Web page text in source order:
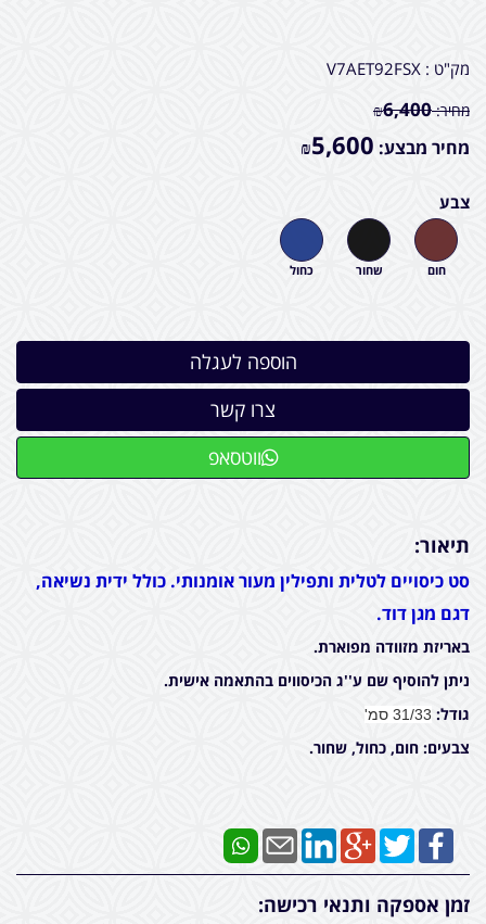
מק"ט : V7AET92FSX
מחיר: ₪6,400
מחיר מבצע: ₪5,600
צבע
חום שחור כחול
ווטסאפ
תיאור:
סט כיסויים לטלית ותפילין מעור אומנותי. כולל ידית נשיאה,
דגם מגן דוד.
באריזת מזוודה מפוארת.
ניתן להוסיף שם ע''ג הכיסווים בהתאמה אישית.
גודל: 31/33 סמ'
צבעים: חום, כחול, שחור.
זמן אספקה ותנאי רכישה: